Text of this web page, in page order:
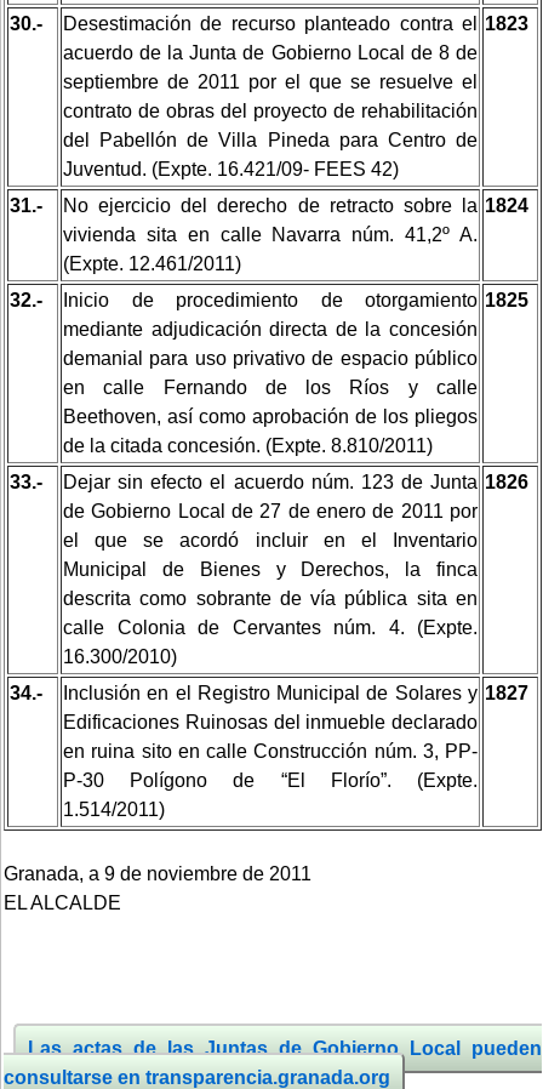
30.-
Desestimación de recurso planteado contra el
acuerdo de la Junta de Gobierno Local de 8 de
septiembre de 2011 por el que se resuelve el
contrato de obras del proyecto de rehabilitación
del Pabellón de Villa Pineda para Centro de
Juventud. (Expte. 16.421/09- FEES 42)
1823
31.-
No ejercicio del derecho de retracto sobre la
vivienda sita en calle Navarra núm. 41,2º A.
(Expte. 12.461/2011)
1824
32.-
Inicio de procedimiento de otorgamiento
mediante adjudicación directa de la concesión
demanial para uso privativo de espacio público
en calle Fernando de los Ríos y calle
Beethoven, así como aprobación de los pliegos
de la citada concesión. (Expte. 8.810/2011)
1825
33.-
Dejar sin efecto el acuerdo núm. 123 de Junta
de Gobierno Local de 27 de enero de 2011 por
el que se acordó incluir en el Inventario
Municipal de Bienes y Derechos, la finca
descrita como sobrante de vía pública sita en
calle Colonia de Cervantes núm. 4. (Expte.
16.300/2010)
1826
34.-
Inclusión en el Registro Municipal de Solares y
Edificaciones Ruinosas del inmueble declarado
en ruina sito en calle Construcción núm. 3, PP-
P-30 Polígono de “El Florío”. (Expte.
1.514/2011)
1827
Granada, a 9 de noviembre de 2011
EL ALCALDE
Las actas de las Juntas de Gobierno Local pueden
consultarse en transparencia.granada.org